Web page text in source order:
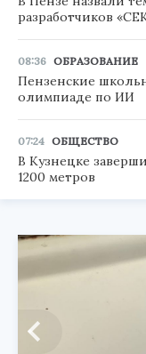
разработчиков
08:36 ОБРАЗОВАНИЕ
Пензенские
олимпиаде по ИИ
07:24 ОБЩЕСТВО
В Кузнецке
1200 метров